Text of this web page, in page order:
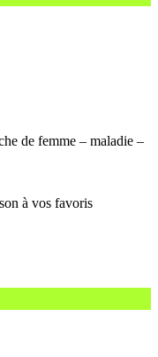
de femme – maladie –